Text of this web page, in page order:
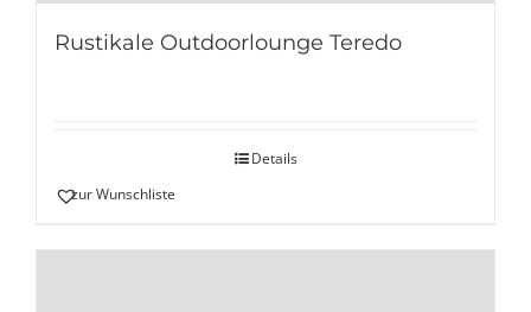
Rustikale Outdoorlounge Teredo
Details
zur Wunschliste